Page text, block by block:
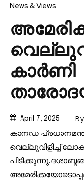
News & Views
കാർണി
April 7, 2025 By
കാനഡ
വെല്ലുവിളിച്ച്